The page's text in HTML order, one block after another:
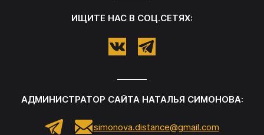
ИЩИТЕ НАС В СОЦ.СЕТЯХ:
АДМИНИСТРАТОР САЙТА НАТАЛЬЯ СИМОНОВА:
simonova.distance@gmail.com